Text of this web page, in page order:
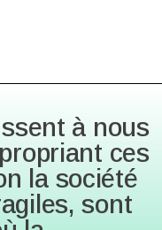
à nous
ces
la société
sont